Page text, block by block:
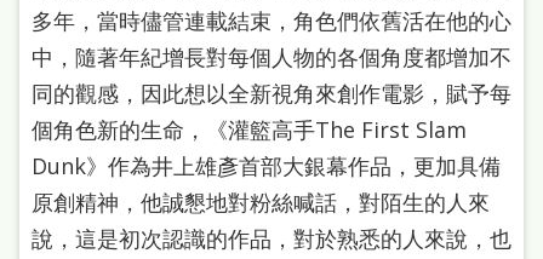
網
站
導
覽
閱
讀
多年，當時儘管連載結束，角色們依舊活在他的心
中，隨著年紀增長對每個人物的各個角度都增加不
同的觀感，因此想以全新視角來創作電影，賦予每
個角色新的生命，《灌籃高手The First Slam
Dunk》作為井上雄彥首部大銀幕作品，更加具備
原創精神，他誠懇地對粉絲喊話，對陌生的人來
說，這是初次認識的作品，對於熟悉的人來說，也